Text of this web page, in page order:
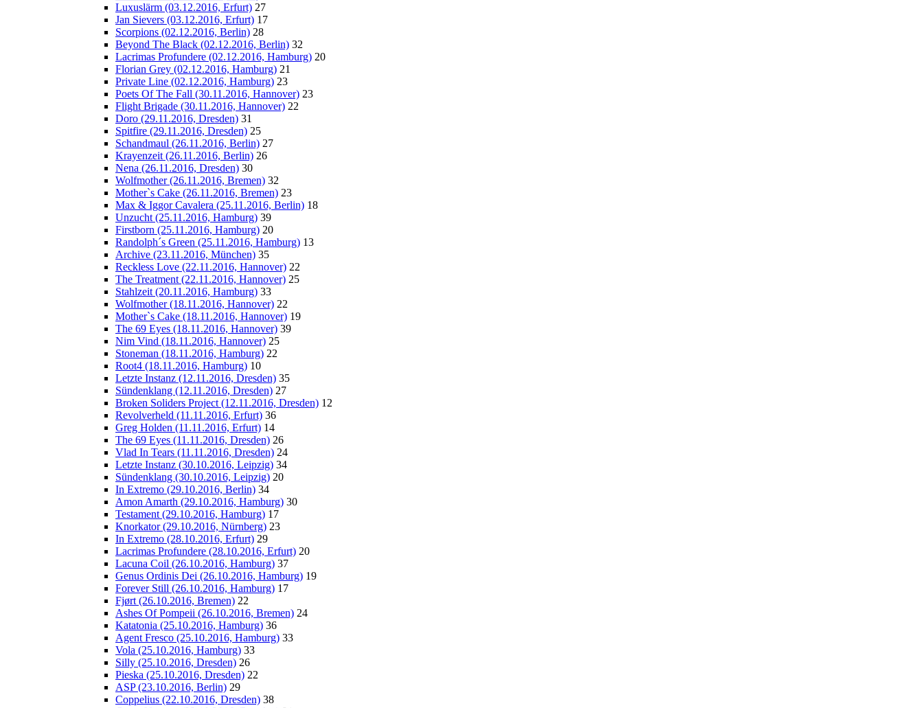
Luxuslärm (03.12.2016, Erfurt) 27
Jan Sievers (03.12.2016, Erfurt) 17
Scorpions (02.12.2016, Berlin) 28
Beyond The Black (02.12.2016, Berlin) 32
Lacrimas Profundere (02.12.2016, Hamburg) 20
Florian Grey (02.12.2016, Hamburg) 21
Private Line (02.12.2016, Hamburg) 23
Poets Of The Fall (30.11.2016, Hannover) 23
Flight Brigade (30.11.2016, Hannover) 22
Doro (29.11.2016, Dresden) 31
Spitfire (29.11.2016, Dresden) 25
Schandmaul (26.11.2016, Berlin) 27
Krayenzeit (26.11.2016, Berlin) 26
Nena (26.11.2016, Dresden) 30
Wolfmother (26.11.2016, Bremen) 32
Mother`s Cake (26.11.2016, Bremen) 23
Max & Iggor Cavalera (25.11.2016, Berlin) 18
Unzucht (25.11.2016, Hamburg) 39
Firstborn (25.11.2016, Hamburg) 20
Randolph´s Green (25.11.2016, Hamburg) 13
Archive (23.11.2016, München) 35
Reckless Love (22.11.2016, Hannover) 22
The Treatment (22.11.2016, Hannover) 25
Stahlzeit (20.11.2016, Hamburg) 33
Wolfmother (18.11.2016, Hannover) 22
Mother`s Cake (18.11.2016, Hannover) 19
The 69 Eyes (18.11.2016, Hannover) 39
Nim Vind (18.11.2016, Hannover) 25
Stoneman (18.11.2016, Hamburg) 22
Root4 (18.11.2016, Hamburg) 10
Letzte Instanz (12.11.2016, Dresden) 35
Sündenklang (12.11.2016, Dresden) 27
Broken Soliders Project (12.11.2016, Dresden) 12
Revolverheld (11.11.2016, Erfurt) 36
Greg Holden (11.11.2016, Erfurt) 14
The 69 Eyes (11.11.2016, Dresden) 26
Vlad In Tears (11.11.2016, Dresden) 24
Letzte Instanz (30.10.2016, Leipzig) 34
Sündenklang (30.10.2016, Leipzig) 20
In Extremo (29.10.2016, Berlin) 34
Amon Amarth (29.10.2016, Hamburg) 30
Testament (29.10.2016, Hamburg) 17
Knorkator (29.10.2016, Nürnberg) 23
In Extremo (28.10.2016, Erfurt) 29
Lacrimas Profundere (28.10.2016, Erfurt) 20
Lacuna Coil (26.10.2016, Hamburg) 37
Genus Ordinis Dei (26.10.2016, Hamburg) 19
Forever Still (26.10.2016, Hamburg) 17
Fjørt (26.10.2016, Bremen) 22
Ashes Of Pompeii (26.10.2016, Bremen) 24
Katatonia (25.10.2016, Hamburg) 36
Agent Fresco (25.10.2016, Hamburg) 33
Vola (25.10.2016, Hamburg) 33
Silly (25.10.2016, Dresden) 26
Pieska (25.10.2016, Dresden) 22
ASP (23.10.2016, Berlin) 29
Coppelius (22.10.2016, Dresden) 38